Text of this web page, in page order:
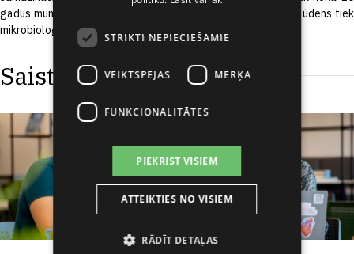
gadus mums Grindeks ir notekūdeņu attīrīšanas iekārta, kurā ūdens tiek
mikrobioloģiski attīrīts no piesārņojuma.”
Saistītie raksti
STRIKTI NEPIECIEŠAMIE
VEIKTSPĒJAS MĒRĶA
FUNKCIONALITĀTES
PIEKRIST VISIEM
ATTEIKTIES NO VISIEM
RĀDĪT DETAĻAS